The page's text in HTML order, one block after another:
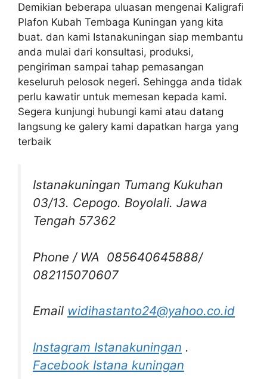
Demikian beberapa uluasan mengenai Kaligrafi
Plafon Kubah Tembaga Kuningan yang kita
buat. dan kami Istanakuningan siap membantu
anda mulai dari konsultasi, produksi,
pengiriman sampai tahap pemasangan
keseluruh pelosok negeri. Sehingga anda tidak
perlu kawatir untuk memesan kepada kami.
Segera kunjungi hubungi kami atau datang
langsung ke galery kami dapatkan harga yang
terbaik
Istanakuningan Tumang Kukuhan
03/13. Cepogo. Boyolali. Jawa
Tengah 57362
Phone / WA 085640645888/
082115070607
Email widihastanto24@yahoo.co.id
Instagram Istanakuningan .
Facebook Istana kuningan